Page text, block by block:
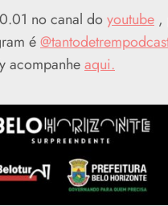
no canal doyoutube ,
é
acompanheaqui.